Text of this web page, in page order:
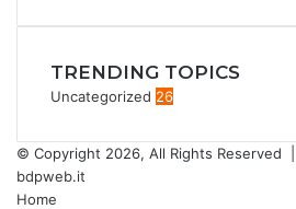
TRENDING TOPICS
Uncategorized 26
© Copyright 2026, All Rights Reserved |
bdpweb.it
Home